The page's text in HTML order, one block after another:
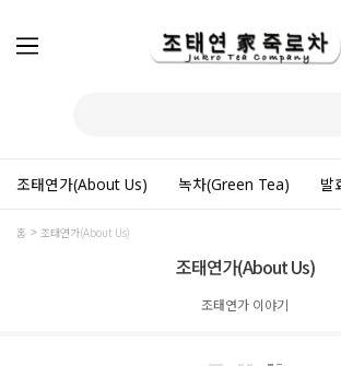
조태연가(About Us) 녹차(Green Tea) 발
홈 조태연가(About Us)
조태연가(About Us)
조태연가 이야기